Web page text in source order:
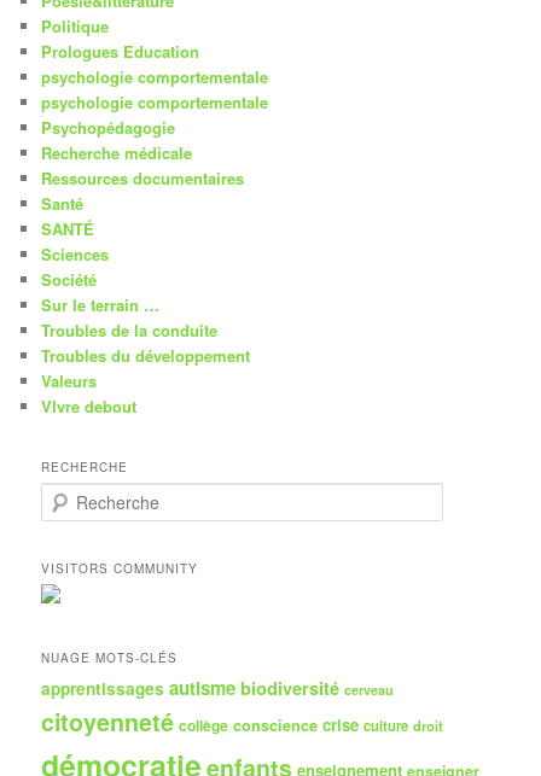
Politique
Prologues Education
psychologie comportementale
psychologie comportementale
Psychopédagogie
Recherche médicale
Ressources documentaires
Santé
SANTÉ
Sciences
Société
Sur le terrain …
Troubles de la conduite
Troubles du développement
Valeurs
VIvre debout
RECHERCHE
e
h
e
r
h
VISITORS COMMUNITY
NUAGE MOTS-CLÉS
apprentissages autisme biodiversité cerveau
citoyenneté collège conscience crise culture droit
démocratieenfants enseignement enseigner